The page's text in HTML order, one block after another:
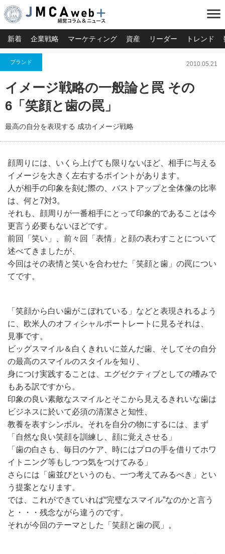
menu
新着 企業戦略 マーケティング 資産 リーダー トレンド
ブランド 2010.05.21
イメージ戦略の一般論と罠 その
6「笑顔と歯の罠」
最高の自分を表現する 成功イメージ戦略
顔周りには、いくら上げても限りないほど、相手に与える
イメージを大きく左右するポイントがあります。
人が相手の印象を刻む際の、バストアップと全体像の比率
は、何と7対3。
それも、顔周りが一番相手にとって印象的であることは今
更言う必要もないほどです。
前回「笑い」、前々回「表情」と顔の表わすことについて
述べてきましたが、
今回はその表情と笑いを合わせた「笑顔と歯」の罠につい
てです。
「笑顔から白い歯がこぼれている」などと表現されるよう
に、欧米人のオフィシャルポートレートに見るそれは、
見事です。
ビッグスマイル＆白くきれいに並んだ歯、そしてその自分
の最高のスマイルのスタイルを知り、
身につけ実践することは、エグゼクティブとしての嗜みで
もある訳ですから。
印象の良い素敵なスマイルとそこから見えるきれいな歯は
ビジネスに於いて必須の清潔さと知性、
教養を表すシンボル。それを自分の物にするには、まず
「自然な良い笑顔を訓練し、顔に覚えさせる」
「歯の白さも、毎日のケア、時にはプロの手を借りてホワ
イトニング等もしつつ気をつけてみる」
さらには「歯並びというのも、一つ考えてみるべき」とい
う提案となります。
では、これができていれば“完璧なスマイル”なのかと言う
と・・・残念ながら違うのです。
それが今回のテーマとした「笑顔と歯の罠」。